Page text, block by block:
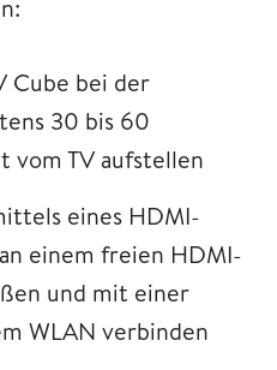
Cube bei der
30 bis 60
TV aufstellen
eines HDMI-
einem freien HDMI-
und mit einer
WLAN verbinden